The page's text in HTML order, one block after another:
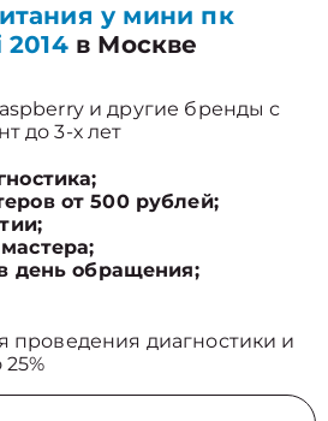
у мини пк
в Москве
и другие бренды с
до 3-х лет
от 500 рублей;
день обращения;
проведения диагностики и